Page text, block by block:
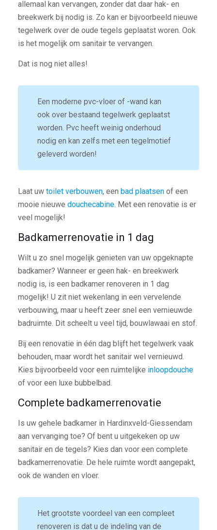
allemaal kan vervangen, zonder dat daar hak- en
breekwerk bij nodig is. Zo kan er bijvoorbeeld nieuwe
tegelwerk over de oude tegels geplaatst woren. Ook
is het mogelijk om sanitair te vervangen.
Dat is nog niet alles!
Een moderne pvc-vloer of -wand kan
ook over bestaand tegelwerk geplaatst
worden. Pvc heeft weinig onderhoud
nodig en kan zelfs met een tegelmotief
geleverd worden!
Laat uw toilet verbouwen, een bad plaatsenof een
mooie nieuwe douchecabine. Met een renovatie is er
veel mogelijk!
Badkamerrenovatie in 1 dag
Wilt u zo snel mogelijk genieten van uw opgeknapte
badkamer? Wanneer er geen hak- en breekwerk
nodig is, is een badkamer renoveren in 1 dag
mogelijk! U zit niet wekenlang in een vervelende
verbouwing, maar u heeft zeer snel een vernieuwde
badruimte. Dit scheelt u veel tijd, bouwlawaai en stof.
Bij een renovatie in één dag blijft het tegelwerk vaak
behouden, maar wordt het sanitair wel vernieuwd.
Kies bijvoorbeeld voor een ruimtelijke inloopdouche
of voor een luxe bubbelbad.
Complete badkamerrenovatie
Is uw gehele badkamer in Hardinxveld-Giessendam
aan vervanging toe? Of bent u uitgekeken op uw
sanitair en de tegels? Kies dan voor een complete
badkamerrenovatie. De hele ruimte wordt aangepakt,
ook de wanden en vloer.
Het grootste voordeel van een compleet
renoveren is dat u de indeling van de